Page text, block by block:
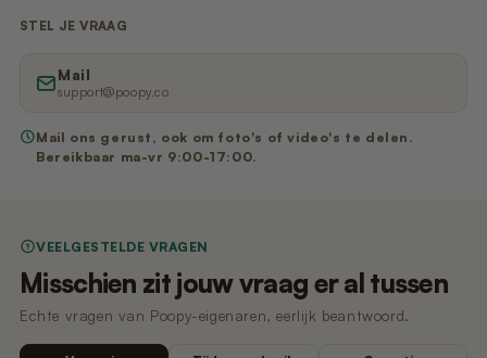
STEL JE VRAAG
Mail
support@poopy.co
Mail ons gerust, ook om foto's of video's te delen.
Bereikbaar ma-vr 9:00-17:00.
VEELGESTELDE VRAGEN
Misschien zit jouw vraag er al tussen
Echte vragen van Poopy-eigenaren, eerlijk beantwoord.